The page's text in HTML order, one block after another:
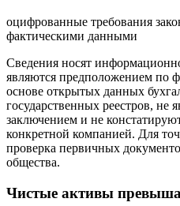
оцифрованные требования
фактическими данными
Сведения носят
являются предположением по
основе открытых данных
государственных реестров, не
заключением и не
конкретной компанией. Для
проверка первичных
общества.
Чистые активы